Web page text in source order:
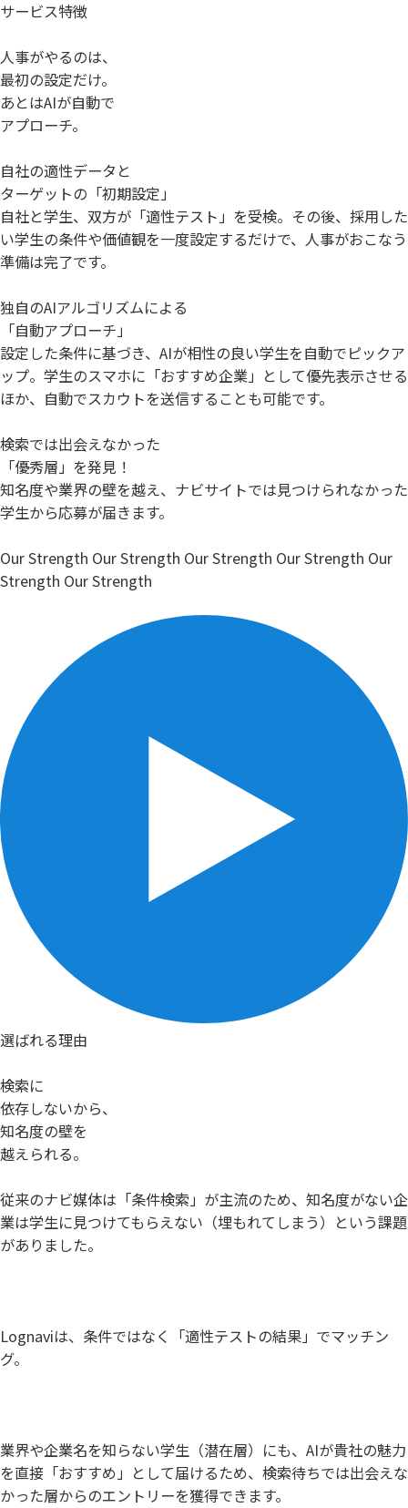
サービス特徴
人事がやるのは、
最初の設定だけ。
あとはAIが自動で
アプローチ。
自社の適性データと
ターゲットの「初期設定」
自社と学生、双方が「適性テスト」を受検。その後、採用した
い学生の条件や価値観を一度設定するだけで、人事がおこなう
準備は完了です。
独自のAIアルゴリズムによる
「自動アプローチ」
設定した条件に基づき、AIが相性の良い学生を自動でピックア
ップ。学生のスマホに「おすすめ企業」として優先表示させる
ほか、自動でスカウトを送信することも可能です。
検索では出会えなかった
「優秀層」を発見！
知名度や業界の壁を越え、ナビサイトでは見つけられなかった
学生から応募が届きます。
Our Strength Our Strength Our Strength Our Strength Our
Strength Our Strength
選ばれる理由
検索に
依存しないから、
知名度の壁を
越えられる。
従来のナビ媒体は「条件検索」が主流のため、知名度がない企
業は学生に見つけてもらえない（埋もれてしまう）という課題
がありました。
Lognaviは、条件ではなく「適性テストの結果」でマッチン
グ。
業界や企業名を知らない学生（潜在層）にも、AIが貴社の魅力
を直接「おすすめ」として届けるため、検索待ちでは出会えな
かった層からのエントリーを獲得できます。